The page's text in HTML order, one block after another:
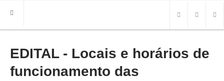
HOME
FREGUESIA
INFO
EDITAL - Locais e horários de
funcionamento das